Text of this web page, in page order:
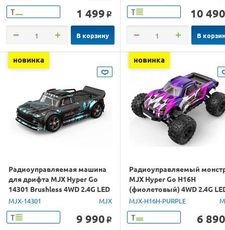
Т 1 499 o
В корзину
Т 10 490
В
новинка
Радиоуправляемая машина
для дрифта MJX Hyper Go
14301 Brushless 4WD 2.4G LED
1/14 RTR
MJX-14301 MJX
Т 9 990 o
новинка
Радиоуправляемый
MJX Hyper Go H16H
(фиолетовый) 4WD 2.4G
GPS 1/16 RTR
MJX-H16H-PURPLE
Т 6 890